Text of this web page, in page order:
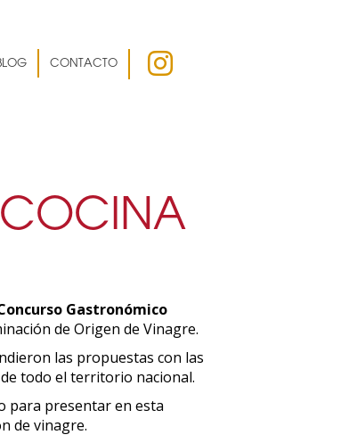
CONTACTO
Gastronómico
de Origen de Vinagre.
las propuestas con las
todo el territorio nacional.
para presentar en esta
de vinagre.